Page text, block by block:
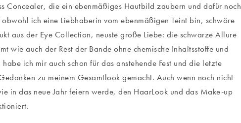
Concealer, die ein ebenmäßiges Hautbild zaubern und dafür noch
ich eine Liebhaberin vom ebenmäßigen Teint bin, schwöre
aus der Eye Collection, neuste große Liebe: die schwarze Allure
wie auch der Rest der Bande ohne chemische Inhaltsstoffe und
ich mir auch schon für das anstehende Fest und die letzte
zu meinem Gesamtlook gemacht. Auch wenn noch nicht
in das neue Jahr feiern werde, den HaarLook und das Make-up